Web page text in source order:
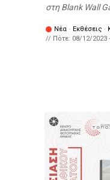
στη Blank Wall
Νέα · Εκθέσεις ·
// Πότε: 08/12/2023